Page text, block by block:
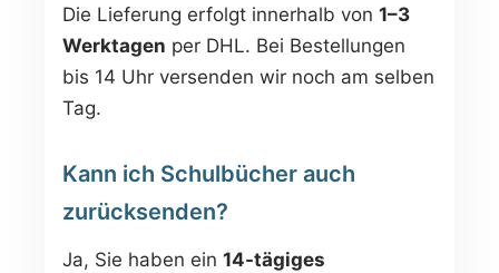
Die Lieferung erfolgt innerhalb von 1–3
Werktagen per DHL. Bei Bestellungen
bis 14 Uhr versenden wir noch am selben
Tag.
Kann ich Schulbücher auch
zurücksenden?
Ja, Sie haben ein 14-tägiges